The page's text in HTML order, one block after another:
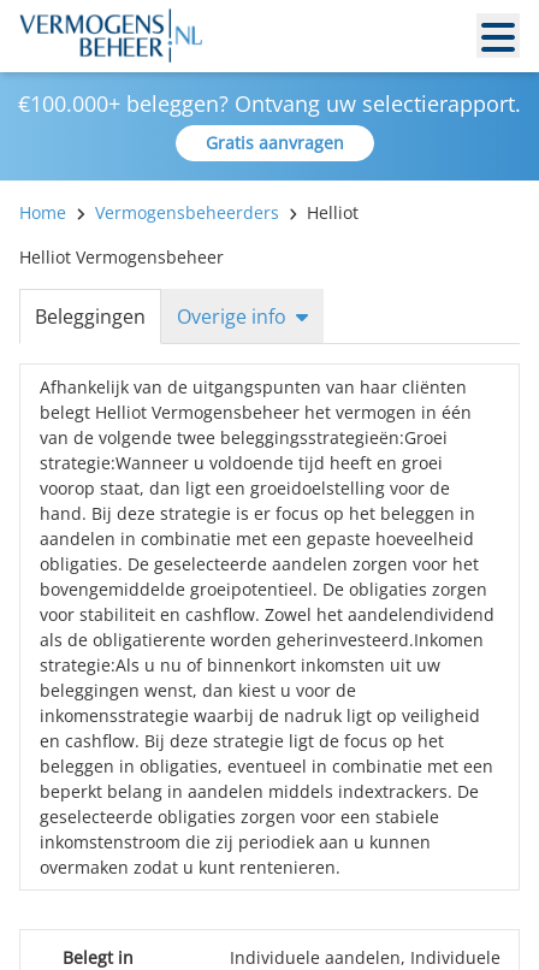
€100.000+ beleggen? Ontvang uw selectierapport.
Gratis aanvragen
Home Vermogensbeheerders
Helliot
Helliot Vermogensbeheer
Beleggingen Overige info
Afhankelijk van de uitgangspunten van haar cliënten
belegt Helliot Vermogensbeheer het vermogen in één
van de volgende twee beleggingsstrategieën:Groei
strategie:Wanneer u voldoende tijd heeft en groei
voorop staat, dan ligt een groeidoelstelling voor de
hand. Bij deze strategie is er focus op het beleggen in
aandelen in combinatie met een gepaste hoeveelheid
obligaties. De geselecteerde aandelen zorgen voor het
bovengemiddelde groeipotentieel. De obligaties zorgen
voor stabiliteit en cashflow. Zowel het aandelendividend
als de obligatierente worden geherinvesteerd.Inkomen
strategie:Als u nu of binnenkort inkomsten uit uw
beleggingen wenst, dan kiest u voor de
inkomensstrategie waarbij de nadruk ligt op veiligheid
en cashflow. Bij deze strategie ligt de focus op het
beleggen in obligaties, eventueel in combinatie met een
beperkt belang in aandelen middels indextrackers. De
geselecteerde obligaties zorgen voor een stabiele
inkomstenstroom die zij periodiek aan u kunnen
overmaken zodat u kunt rentenieren.
Belegt in
Individuele aandelen, Individuele